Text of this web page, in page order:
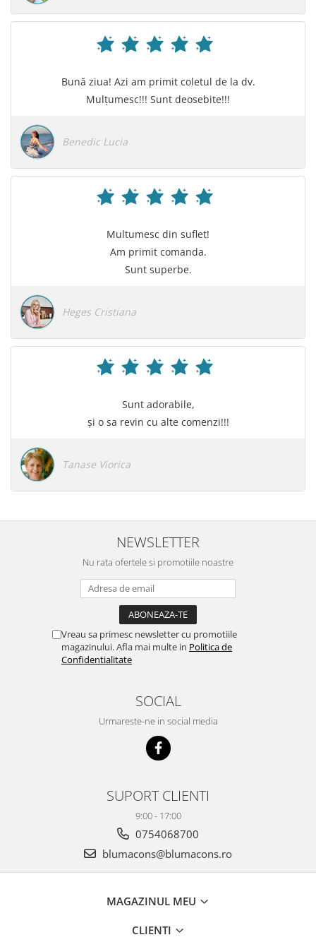
Bună ziua! Azi am primit coletul de la dv.
Mulțumesc!!! Sunt deosebite!!!
Benedic Lucia
Multumesc din suflet!
Am primit comanda.
Sunt superbe.
Heges Cristiana
Sunt adorabile,
și o sa revin cu alte comenzi!!!
Tanase Viorica
NEWSLETTER
Nu rata ofertele si promotiile noastre
Vreau sa primesc newsletter cu promotiile
magazinului. Afla mai multe in Politica de
Confidentialitate
SOCIAL
Urmareste-ne in social media
SUPORT CLIENTI
9:00 - 17:00
0754068700
blumacons@blumacons.ro
MAGAZINUL MEU
CLIENTI